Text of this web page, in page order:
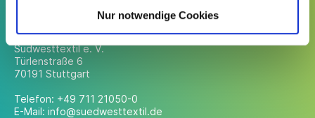
Nur notwendige Cookies
Südwesttextil e. V.
Türlenstraße 6
70191 Stuttgart
Telefon: +49 711 21050-0
E-Mail: info@suedwesttextil.de